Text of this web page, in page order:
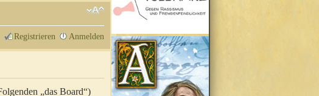
Registrieren Anmelden
„das Board“)